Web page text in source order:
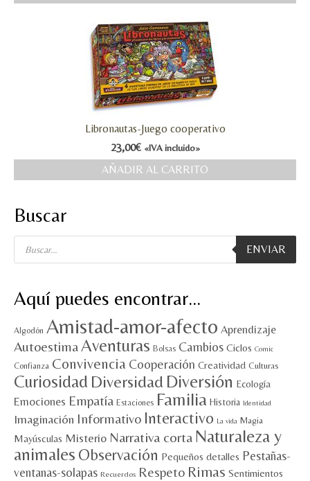
Libronautas-Juego cooperativo
23,00€ «IVA incluido»
AÑADIR AL CARRITO
Buscar
Búsqueda
productos
ENVIAR
Aquí puedes encontrar…
Algodón Amistad-amor-afecto Aprendizaje
AutoestimaAventuras Bolsas Cambios Ciclos Comic
Confianza Convivencia Cooperación Creatividad Culturas
Curiosidad Diversidad Diversión Ecología
Emociones Empatía Estaciones Familia Historia Identidad
Imaginación Informativo Interactivo La vida Magia
Mayúsculas Misterio Narrativa corta Naturaleza y
animales Observación Pequeños detalles Pestañas-
ventanas-solapas Recuerdos Respeto Rimas Sentimientos